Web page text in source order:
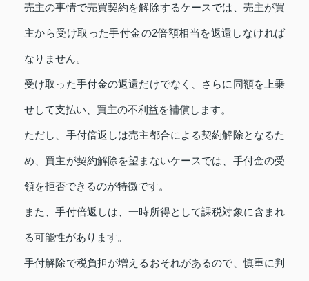
売主の事情で売買契約を解除するケースでは、売主が買
主から受け取った手付金の2倍額相当を返還しなければ
なりません。
受け取った手付金の返還だけでなく、さらに同額を上乗
せして支払い、買主の不利益を補償します。
ただし、手付倍返しは売主都合による契約解除となるた
め、買主が契約解除を望まないケースでは、手付金の受
領を拒否できるのが特徴です。
また、手付倍返しは、一時所得として課税対象に含まれ
る可能性があります。
手付解除で税負担が増えるおそれがあるので、慎重に判